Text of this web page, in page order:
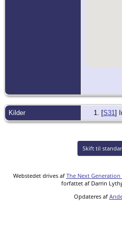
Kilder [S31]
Skift til
Webstedet drives af The Next
forfattet af Darrin
Opdateres af